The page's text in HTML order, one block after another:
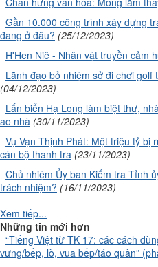
Gần 10.000 công trình xây dựng
đang ở đâu? (25/12/2023)
H'Hen Niê - Nhân vật truyền cảm
Lãnh đạo bỏ nhiệm sở đi chơi
(04/12/2023)
Lấn biển Hạ Long làm biệt thự,
ao nhà (30/11/2023)
Vụ Vạn Thịnh Phát: Một triệu tỷ bị
cán bộ thanh tra (23/11/2023)
Chủ nhiệm Ủy ban Kiểm tra Tỉnh
trách nhiệm? (16/11/2023)
Xem tiếp...
Những tin mới hơn
“Tiếng Việt từ TK 17: các cách
vưng/bếp, lò, vua bếp/táo quân”